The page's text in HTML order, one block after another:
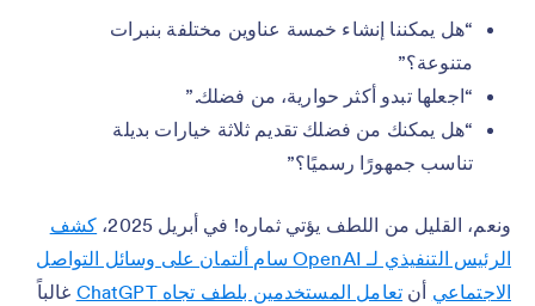
“هل يمكننا إنشاء خمسة عناوين مختلفة بنبرات
متنوعة؟”
“اجعلها تبدو أكثر حوارية، من فضلك.”
“هل يمكنك من فضلك تقديم ثلاثة خيارات بديلة
تناسب جمهورًا رسميًا؟”
ونعم، القليل من اللطف يؤتي ثماره! في أبريل 2025،
كشف
الرئيس التنفيذي لـ OpenAI سام ألتمان على وسائل التواصل
الاجتماعي أن تعامل المستخدمين بلطف تجاه ChatGPT
غالباً